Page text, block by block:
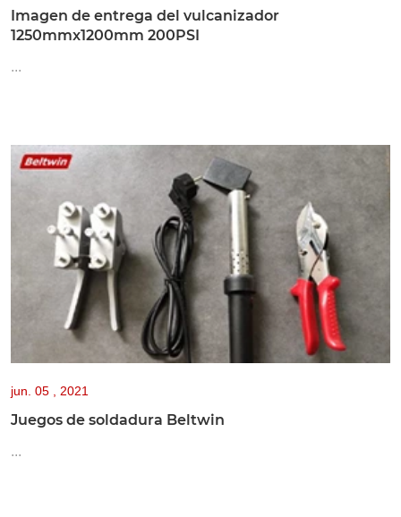
Imagen de entrega del vulcanizador
1250mmx1200mm 200PSI
...
jun. 05 , 2021
Juegos de soldadura Beltwin
...